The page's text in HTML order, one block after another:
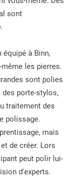
sont
équipé à Binn,
les pierres.
sont polies
des porte-stylos,
traitement des
polissage.
mais
de créer. Lors
peut polir lui-
d'experts.